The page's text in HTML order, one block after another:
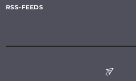
RSS-FEEDS